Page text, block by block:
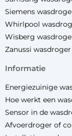
Siemens
Whirlpool
Wisberg
Zanussi wasdroger
informatie
Energiezuinige
Hoe werkt een
Sensor in de
Afvoerdroger of